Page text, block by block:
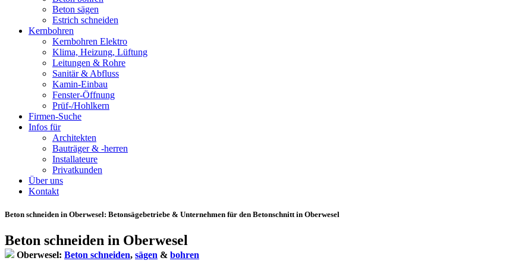
Beton sägen
Estrich schneiden
Kernbohren
Kernbohren Elektro
Klima, Heizung, Lüftung
Leitungen & Rohre
Sanitär & Abfluss
Kamin-Einbau
Fenster-Öffnung
Prüf-/Hohlkern
Firmen-Suche
Infos für
Architekten
Bauträger & -herren
Installateure
Privatkunden
Über uns
Kontakt
Beton schneiden in Oberwesel: Betonsägebetriebe & Unternehmen für den Betonschnitt in Oberwesel
Beton schneiden in Oberwesel
Oberwesel: Beton schneiden, sägen & bohren